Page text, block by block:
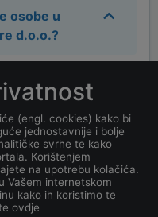
osobe u
d.o.o.?
Mont
d.o.o.
(engl. cookies) kako bi
jednostavnije i bolje
svrhe te kako
Korištenjem
na upotrebu kolačića.
Vašem internetskom
kako ih koristimo te
ovdje